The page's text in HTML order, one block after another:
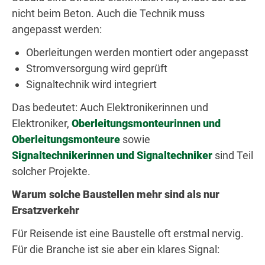
nicht beim Beton. Auch die Technik muss
angepasst werden:
Oberleitungen werden montiert oder angepasst
Stromversorgung wird geprüft
Signaltechnik wird integriert
Das bedeutet: Auch Elektronikerinnen und
Elektroniker, Oberleitungsmonteurinnen und
Oberleitungsmonteure sowie
Signaltechnikerinnen und Signaltechniker sind Teil
solcher Projekte.
Warum solche Baustellen mehr sind als nur
Ersatzverkehr
Für Reisende ist eine Baustelle oft erstmal nervig.
Für die Branche ist sie aber ein klares Signal: